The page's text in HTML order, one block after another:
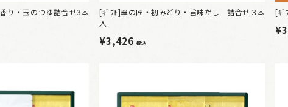
り・玉のつゆ詰合せ3本
[ｷﾞﾌﾄ]翠の匠・初みどり・旨味だし 詰合せ３本
入
¥3,426税込
[ｷﾞ